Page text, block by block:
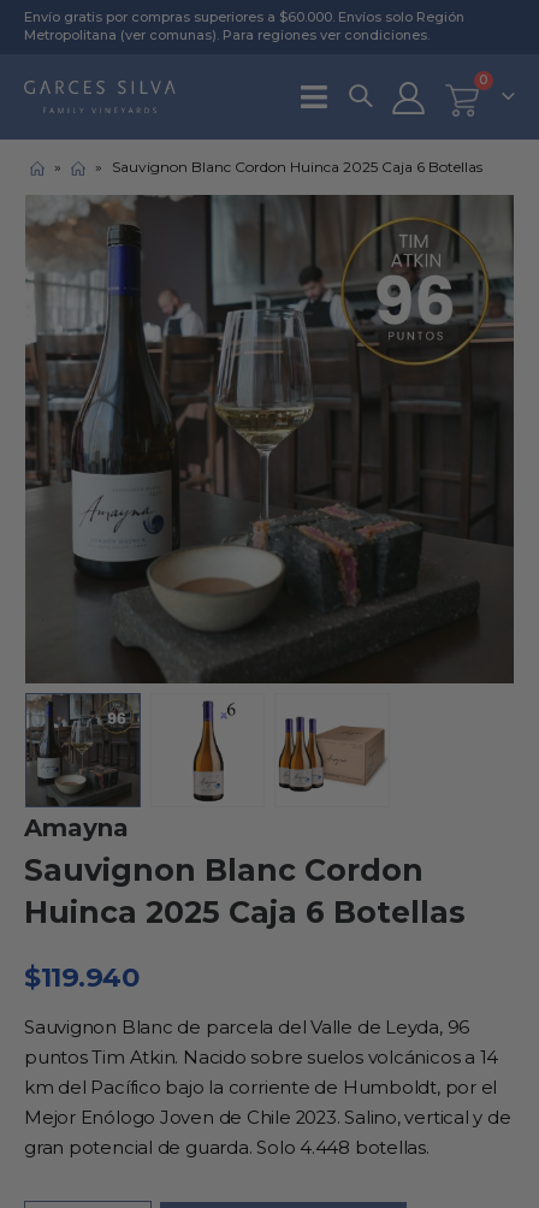
Envío gratis por compras superiores a $60.000. Envíos solo Región
Metropolitana (ver comunas). Para regiones ver condiciones.
0
» » Sauvignon Blanc Cordon Huinca 2025 Caja 6 Botellas
Amayna
Sauvignon Blanc Cordon
Huinca 2025 Caja 6 Botellas
$119.940
Sauvignon Blanc de parcela del Valle de Leyda, 96
puntos Tim Atkin. Nacido sobre suelos volcánicos a 14
km del Pacífico bajo la corriente de Humboldt, por el
Mejor Enólogo Joven de Chile 2023. Salino, vertical y de
gran potencial de guarda. Solo 4.448 botellas.